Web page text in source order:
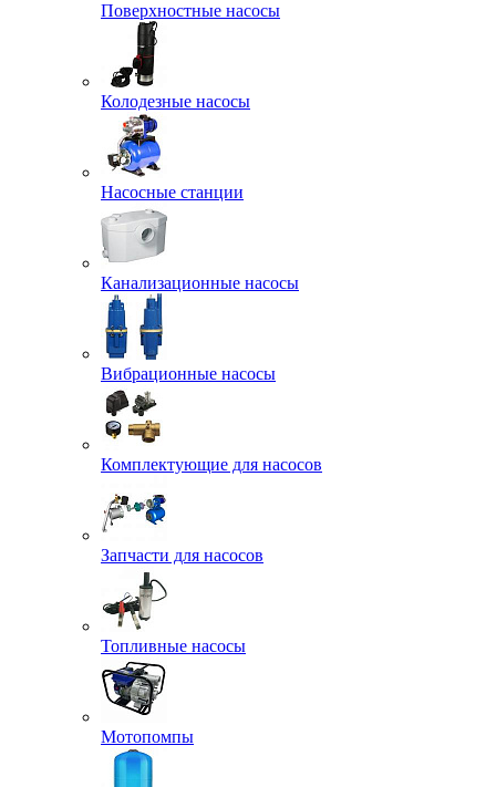
Поверхностные насосы
Колодезные насосы
Насосные станции
Канализационные насосы
Вибрационные насосы
Комплектующие для насосов
Запчасти для насосов
Топливные насосы
Мотопомпы